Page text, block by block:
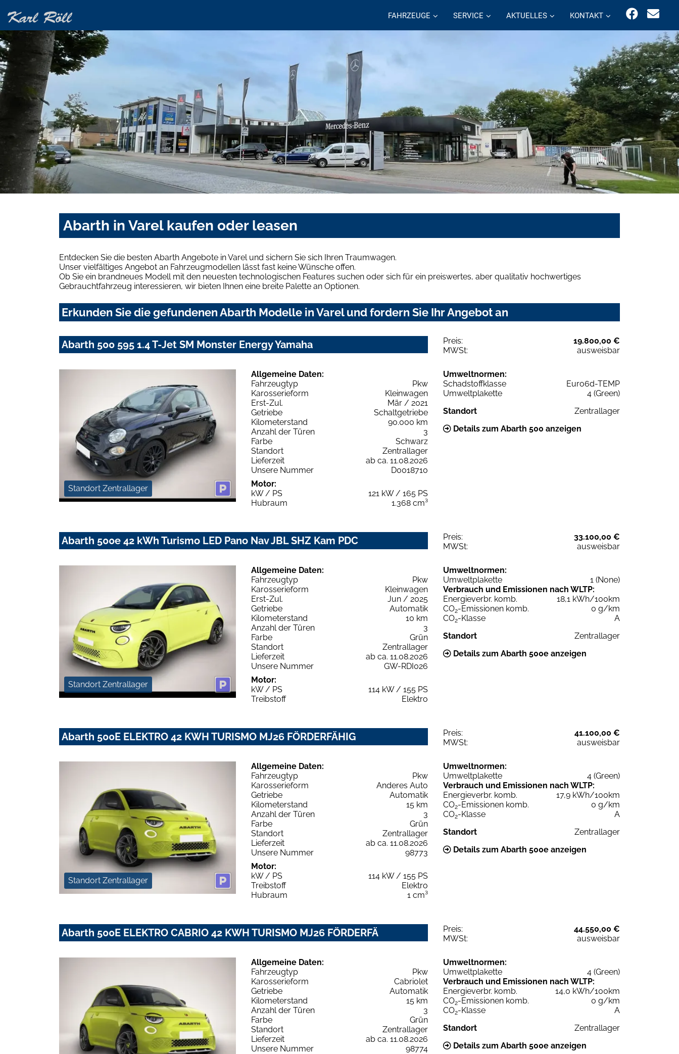
FAHRZEUGE SERVICE AKTUELLES KONTAKT
Abarth in Varel kaufen oder leasen
Entdecken Sie die besten Abarth Angebote in Varel und sichern Sie sich Ihren Traumwagen.
Unser vielfältiges Angebot an Fahrzeugmodellen lässt fast keine Wünsche offen.
Ob Sie ein brandneues Modell mit den neuesten technologischen Features suchen oder sich für ein preiswertes, aber qualitativ hochwertiges
Gebrauchtfahrzeug interessieren, wir bieten Ihnen eine breite Palette an Optionen.
Erkunden Sie die gefundenen Abarth Modelle in Varel und fordern Sie Ihr Angebot an
Abarth 500 595 1.4 T-Jet SM Monster Energy Yamaha Preis:
19.800,00 €
MWSt:
ausweisbar
Standort Zentrallager
Allgemeine Daten:
Fahrzeugtyp
Pkw
Karosserieform
Kleinwagen
Erst-Zul.
Mär / 2021
Getriebe
Schaltgetriebe
Kilometerstand
90.000 km
Anzahl der Türen
3
Farbe
Schwarz
Standort
Zentrallager
Lieferzeit
ab ca. 11.08.2026
Unsere Nummer
D0018710
Motor:
kW / PS
121 kW / 165 PS
Hubraum
1.368 cm³
Umweltnormen:
Schadstoffklasse
Euro6d-TEMP
Umweltplakette
4 (Green)
Standort
Zentrallager
Details zum Abarth 500 anzeigen
Abarth 500e 42 kWh Turismo LED Pano Nav JBL SHZ Kam PDC Preis:
33.100,00 €
MWSt:
ausweisbar
Standort Zentrallager
Allgemeine Daten:
Fahrzeugtyp
Pkw
Karosserieform
Kleinwagen
Erst-Zul.
Jun / 2025
Getriebe
Automatik
Kilometerstand
10 km
Anzahl der Türen
3
Farbe
Grün
Standort
Zentrallager
Lieferzeit
ab ca. 11.08.2026
Unsere Nummer
GW-RDI026
Motor:
kW / PS
114 kW / 155 PS
Treibstoff
Elektro
Umweltnormen:
Umweltplakette
1 (None)
Verbrauch und Emissionen nach WLTP:
Energieverbr. komb.
18,1 kWh/100km
CO2-Emissionen komb.
0 g/km
CO2-Klasse
A
Standort
Zentrallager
Details zum Abarth 500e anzeigen
Abarth 500E ELEKTRO 42 KWH TURISMO MJ26 FÖRDERFÄHIG Preis:
41.100,00 €
MWSt:
ausweisbar
Standort Zentrallager
Allgemeine Daten:
Fahrzeugtyp
Pkw
Karosserieform
Anderes Auto
Getriebe
Automatik
Kilometerstand
15 km
Anzahl der Türen
3
Farbe
Grün
Standort
Zentrallager
Lieferzeit
ab ca. 11.08.2026
Unsere Nummer
98773
Motor:
kW / PS
114 kW / 155 PS
Treibstoff
Elektro
Hubraum
1 cm³
Umweltnormen:
Umweltplakette
4 (Green)
Verbrauch und Emissionen nach WLTP:
Energieverbr. komb.
17,9 kWh/100km
CO2-Emissionen komb.
0 g/km
CO2-Klasse
A
Standort
Zentrallager
Details zum Abarth 500e anzeigen
Abarth 500E ELEKTRO CABRIO 42 KWH TURISMO MJ26 FÖRDERFÄ Preis:
44.550,00 €
MWSt:
ausweisbar
Allgemeine Daten:
Fahrzeugtyp
Pkw
Karosserieform
Cabriolet
Getriebe
Automatik
Kilometerstand
15 km
Anzahl der Türen
3
Farbe
Grün
Standort
Zentrallager
Lieferzeit
ab ca. 11.08.2026
Unsere Nummer
98774
Umweltnormen:
Umweltplakette
4 (Green)
Verbrauch und Emissionen nach WLTP:
Energieverbr. komb.
14,0 kWh/100km
CO2-Emissionen komb.
0 g/km
CO2-Klasse
A
Standort
Zentrallager
Details zum Abarth 500e anzeigen